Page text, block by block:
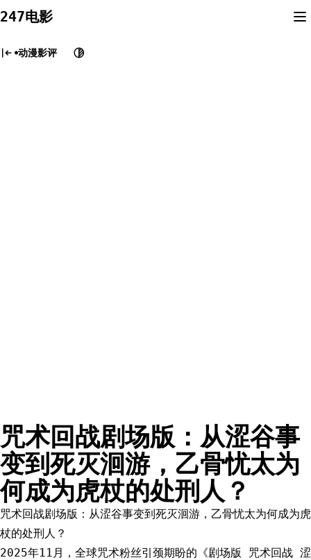
to
247电影
动漫影评
咒术回战剧场版：从涩谷事
变到死灭洄游，乙骨忧太为
何成为虎杖的处刑人？
咒术回战剧场版：从涩谷事变到死灭洄游，乙骨忧太为何成为虎
杖的处刑人？
2025年11月，全球咒术粉丝引颈期盼的《剧场版 咒术回战 涩